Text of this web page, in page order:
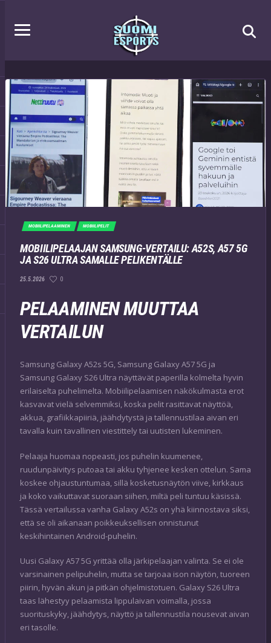
MOBIILIPELAAMINEN MOBIILIPELIT
MOBIILIPELAAJAN SAMSUNG-VERTAILU: A52S, A57 5G
JA S26 ULTRA SAMALLE PELIKENTÄLLE
25.5.2026 0
PELAAMINEN MUUTTAA
VERTAILUN
Samsung Galaxy A52s 5G, Samsung Galaxy A57 5G ja
Samsung Galaxy S26 Ultra näyttävät paperilla kolmelta hyvin
erilaiselta puhelimelta. Mobiilipelaamisen näkökulmasta erot
kasvavat vielä selvemmiksi, koska pelit rasittavat näyttöä,
akkua, grafiikkapiiriä, jäähdytystä ja tallennustilaa aivan eri
tavalla kuin tavallinen viestittely tai uutisten lukeminen.
Pelaaja huomaa nopeasti, jos puhelin kuumenee,
ruudunpäivitys putoaa tai akku tyhjenee kesken ottelun. Sama
koskee ohjaustuntumaa, sillä kosketusnäytön viive, kirkkaus
ja koko vaikuttavat suoraan siihen, miltä peli tuntuu käsissä.
Tässä vertailussa vanha Galaxy A52s on yhä kiinnostava siksi,
että se oli aikanaan poikkeuksellisen onnistunut
keskihintainen Android-puhelin.
Uusi Galaxy A57 5G yrittää olla järkipelaajan valinta. Se ei ole
varsinainen pelipuhelin, mutta se tarjoaa ison näytön, tuoreen
piirin, hyvän akun ja pitkän ohjelmistotuen. Galaxy S26 Ultra
taas lähestyy pelaamista lippulaivan voimalla, jossa
suorituskyky, jäähdytys, näyttö ja tallennustila nousevat aivan
eri tasolle.